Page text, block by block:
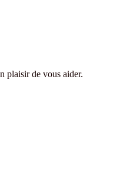
plaisir de vous aider.